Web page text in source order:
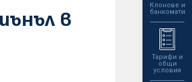
Клонове и
банкомати
Тарифи и
общи
условия
в